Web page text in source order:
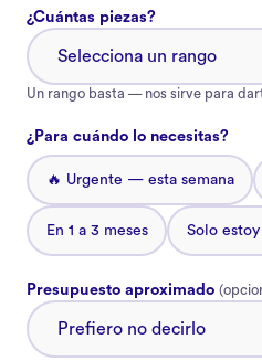
¿Cuántas piezas?
Un rango basta — nos sirve para
¿Para cuándo lo necesitas?
🔥 Urgente — esta semana
En 1 a 3 meses Solo
Presupuesto aproximado